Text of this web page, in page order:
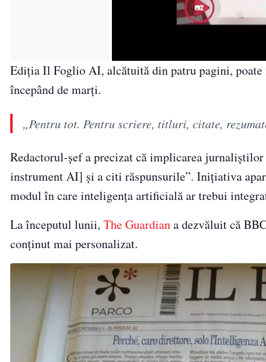
Ediția Il Foglio AI, alcătuită din patru pagini,
începând de marți.
„Pentru tot. Pentru scriere, titluri, citate,
Redactorul-șef a precizat că implicarea
instrument AI] și a citi răspunsurile”. Inițiativa
modul în care inteligența artificială ar trebui
La începutul lunii, The Guardiana dezvăluit că
conținut mai personalizat.